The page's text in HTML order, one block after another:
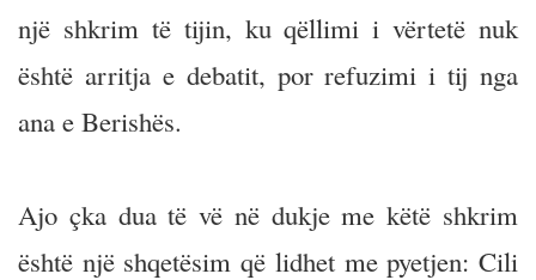
një shkrim të tijin, ku qëllimi i vërtetë nuk
është arritja e debatit, por refuzimi i tij nga
ana e Berishës.
Ajo çka dua të vë në dukje me këtë shkrim
është një shqetësim që lidhet me pyetjen: Cili